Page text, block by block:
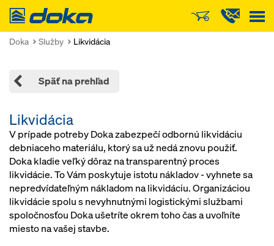
Doka
Doka Služby Likvidácia
Späť na prehľad
Likvidácia
V prípade potreby Doka zabezpečí odbornú likvidáciu
debniaceho materiálu, ktorý sa už nedá znovu použiť.
Doka kladie veľký dôraz na transparentný proces
likvidácie. To Vám poskytuje istotu nákladov - vyhnete sa
nepredvídateľným nákladom na likvidáciu. Organizáciou
likvidácie spolu s nevyhnutnými logistickými službami
spoločnosťou Doka ušetríte okrem toho čas a uvoľníte
miesto na vašej stavbe.